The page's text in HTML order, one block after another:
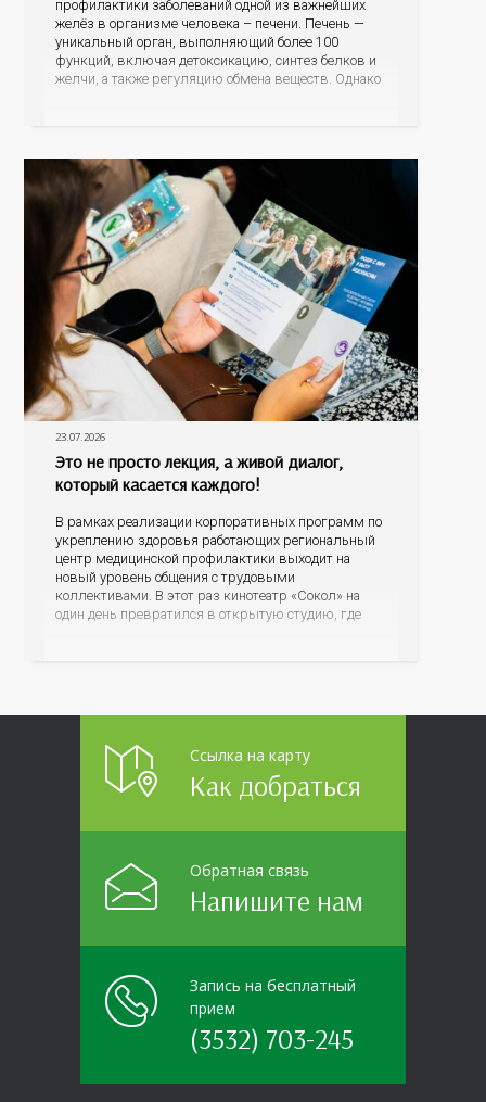
профилактики заболеваний одной из важнейших
желёз в организме человека – печени. Печень —
уникальный орган, выполняющий более 100
функций, включая детоксикацию, синтез белков и
желчи, а также регуляцию обмена веществ. Однако
23.07.2026
Это не просто лекция, а живой диалог,
который касается каждого!
В рамках реализации корпоративных программ по
укреплению здоровья работающих региональный
центр медицинской профилактики выходит на
новый уровень общения с трудовыми
коллективами. В этот раз кинотеатр «Сокол» на
один день превратился в открытую студию, где
Ссылка на карту
Как добраться
Обратная связь
Напишите нам
Запись на бесплатный
прием
(3532) 703-245